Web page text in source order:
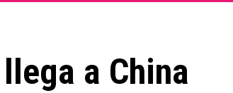
a China